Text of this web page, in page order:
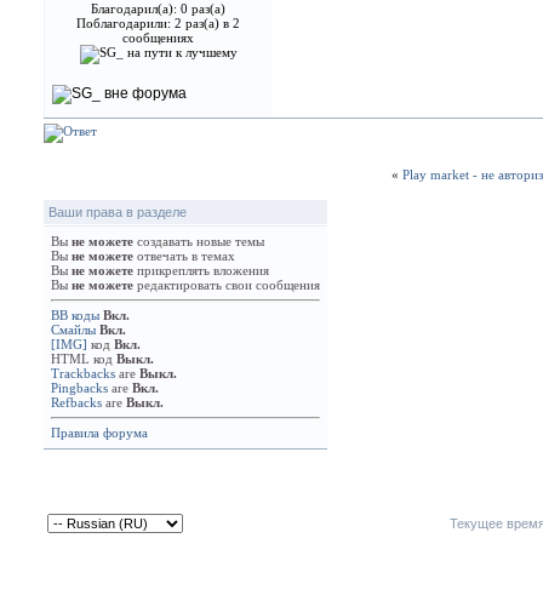
Благодарил(а): 0 раз(а)
Поблагодарили: 2 раз(а) в 2
сообщениях
« Play market - не
Ваши права в разделе
Вы не можете создавать новые темы
Вы не можете отвечать в темах
Вы не можете прикреплять вложения
Вы не можете редактировать свои сообщения
BB коды Вкл.
Смайлы Вкл.
[IMG] код Вкл.
HTML код Выкл.
Trackbacks are Выкл.
Pingbacks are Вкл.
Refbacks are Выкл.
Правила форума
Текущее